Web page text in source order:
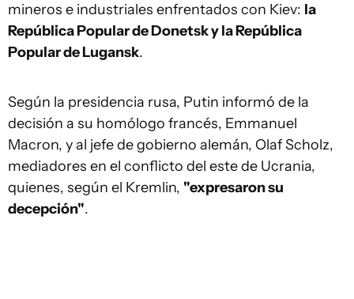
mineros e industriales enfrentados con Kiev: la
República Popular de Donetsk y la República
Popular de Lugansk.
Según la presidencia rusa, Putin informó de la
decisión a su homólogo francés, Emmanuel
Macron, y al jefe de gobierno alemán, Olaf Scholz,
mediadores en el conflicto del este de Ucrania,
quienes, según el Kremlin, "expresaron su
decepción".